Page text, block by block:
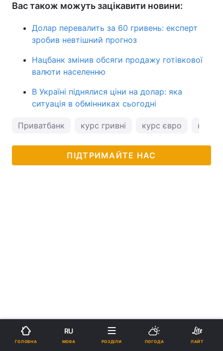
Вас також можуть зацікавити новини:
Долар перевалить за 60 гривень: експерт
зробив невтішний прогноз
Нацбанк змінив обсяги продажу готівкової
валюти населенню
В Україні піднялися ціни на долар: яка
ситуація в обмінниках сьогодні
Приватбанк курс гривні курс євро курс
ПІДТРИМАЙТЕ НАС
ГОЛОВНА
RU
МОВА РОЗДІЛИ ПОГОДА ЛАЙТ